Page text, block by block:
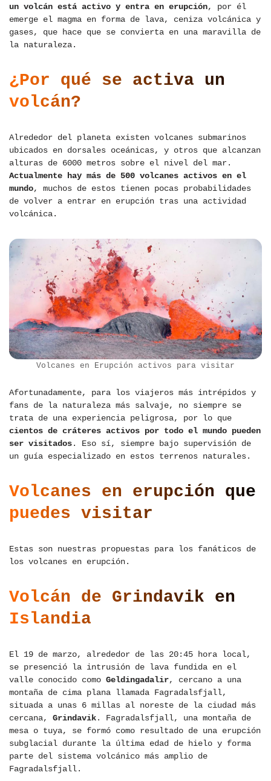
un volcán está activo y entra en erupción, por él
emerge el magma en forma de lava, ceniza volcánica y
gases, que hace que se convierta en una maravilla de
la naturaleza.
¿Por qué se activa un
volcán?
Alrededor del planeta existen volcanes submarinos
ubicados en dorsales oceánicas, y otros que alcanzan
alturas de 6000 metros sobre el nivel del mar.
Actualmente hay más de 500 volcanes activos en el
mundo, muchos de estos tienen pocas probabilidades
de volver a entrar en erupción tras una actividad
volcánica.
Volcanes en Erupción activos para visitar
Afortunadamente, para los viajeros más intrépidos y
fans de la naturaleza más salvaje, no siempre se
trata de una experiencia peligrosa, por lo que
cientos de cráteres activos por todo el mundo pueden
ser visitados. Eso sí, siempre bajo supervisión de
un guía especializado en estos terrenos naturales.
Volcanes en erupción que
puedes visitar
Estas son nuestras propuestas para los fanáticos de
los volcanes en erupción.
Volcán de Grindavik en
Islandia
El 19 de marzo, alrededor de las 20:45 hora local,
se presenció la intrusión de lava fundida en el
valle conocido como Geldingadalir, cercano a una
montaña de cima plana llamada Fagradalsfjall,
situada a unas 6 millas al noreste de la ciudad más
cercana, Grindavik. Fagradalsfjall, una montaña de
mesa o tuya, se formó como resultado de una erupción
subglacial durante la última edad de hielo y forma
parte del sistema volcánico más amplio de
Fagradalsfjall.